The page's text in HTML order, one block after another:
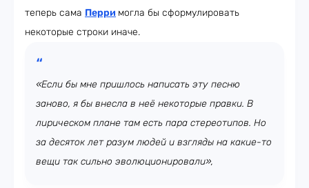
теперь сама Перри могла бы сформулировать
некоторые строки иначе.
«Если бы мне пришлось написать эту песню
заново, я бы внесла в неё некоторые правки. В
лирическом плане там есть пара стереотипов. Но
за десяток лет разум людей и взгляды на какие-то
вещи так сильно эволюционировали»,